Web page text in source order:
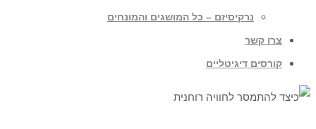
נרקיסיזם – כל המושגים והמונחים
צרו קשר
קורסים דיגיטליים